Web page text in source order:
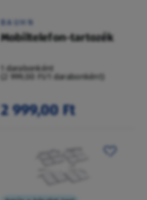
BAUHN
Mobiltelefon-tartozék
1 darabonként
(2 999,00 Ft/1 darabonként)
2 999,00 Ft